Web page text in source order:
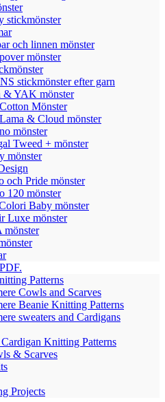
stickmönster
och linnen mönster
mönster
stickmönster efter garn
& YAK mönster
Mönster
& Cloud mönster
mönster
Tweed + mönster
mönster
och Pride mönster
120 mönster
Baby mönster
Luxe mönster
mönster
Patterns
Cowls and Scarves
Beanie Knitting Patterns
sweaters and Cardigans
Cardigan Knitting Patterns
& Scarves
Projects